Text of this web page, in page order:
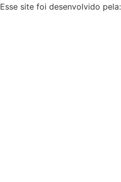
Esse site foi desenvolvido pela: